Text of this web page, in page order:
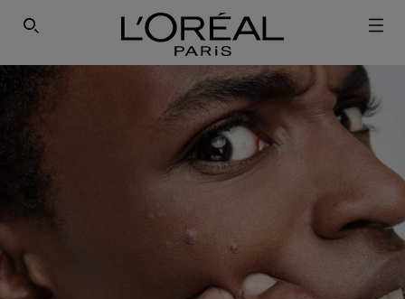
ΕΓΓΡΑΦΕΙΤΕ ΣΤΟ NEWSLETTER!
SEARCH THIS SITE